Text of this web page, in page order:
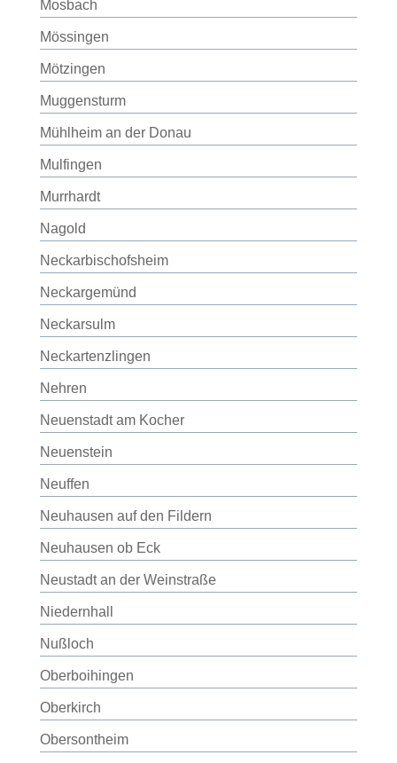
Mosbach
Mössingen
Mötzingen
Muggensturm
Mühlheim an der Donau
Mulfingen
Murrhardt
Nagold
Neckarbischofsheim
Neckargemünd
Neckarsulm
Neckartenzlingen
Nehren
Neuenstadt am Kocher
Neuenstein
Neuffen
Neuhausen auf den Fildern
Neuhausen ob Eck
Neustadt an der Weinstraße
Niedernhall
Nußloch
Oberboihingen
Oberkirch
Obersontheim